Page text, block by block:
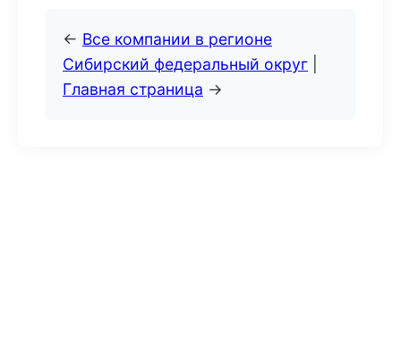
← Все компании в регионе
Сибирский федеральный округ
Главная страница →